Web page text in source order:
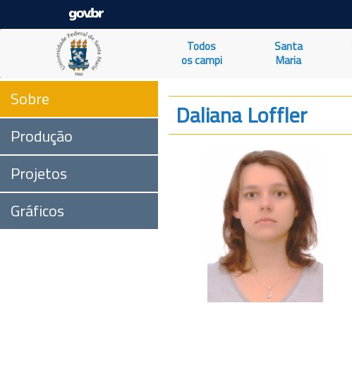
Todos
os campi
Santa
Maria
Sobre
Produção
Projetos
Gráficos
Daliana Loffler